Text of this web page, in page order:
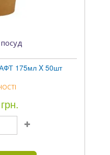
175мл X 50шт